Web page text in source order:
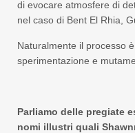
di evocare atmosfere di
nel caso di Bent El Rhia,
Naturalmente il processo
sperimentazione e
Parliamo delle pregiate
nomi illustri quali